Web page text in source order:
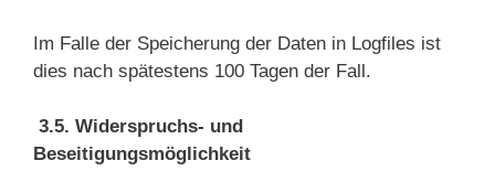
Im Falle der Speicherung der Daten in Logfiles ist
dies nach spätestens 100 Tagen der Fall.
3.5. Widerspruchs- und
Beseitigungsmöglichkeit